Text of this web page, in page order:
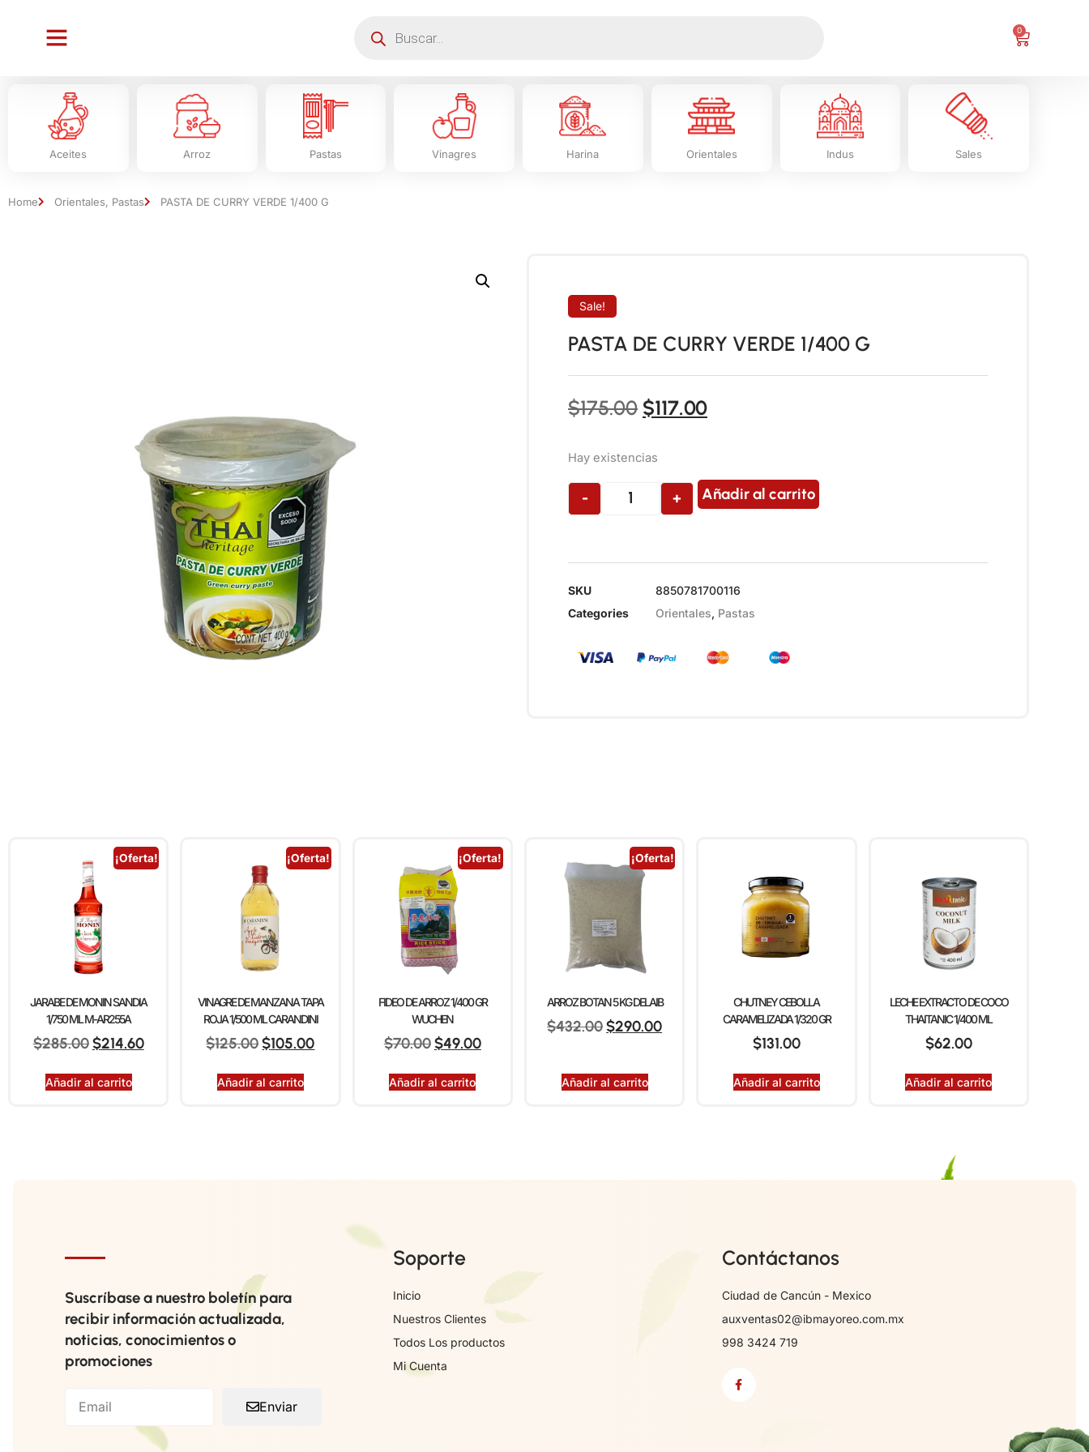
0
Aceites Arroz Pastas Vinagres Harina Orientales Indus Sales
Home Orientales, Pastas PASTA DE CURRY VERDE 1/400 G
Sale!
PASTA DE CURRY VERDE 1/400 G
$175.00 $117.00
Hay existencias
- + Añadir al carrito
SKU
8850781700116
Categories
Orientales, Pastas
¡Oferta!
JARABE DE MONIN SANDIA
1/750 ML M-AR255A
$285.00$214.60
Añadir al carrito
¡Oferta!
VINAGRE DE MANZANA TAPA
ROJA 1/500 ML CARANDINI
$125.00$105.00
Añadir al carrito
¡Oferta!
FIDEO DE ARROZ 1/400 GR
WUCHEN
$70.00$49.00
Añadir al carrito
¡Oferta!
ARROZ BOTAN 5 KG DELAIB
$432.00$290.00
Añadir al carrito
CHUTNEY CEBOLLA
CARAMELIZADA 1/320 GR
$131.00
Añadir al carrito
LECHE EXTRACTO DE COCO
THAITANIC 1/400 ML
$62.00
Añadir al carrito
Suscríbase a nuestro boletín para
recibir información actualizada,
noticias, conocimientos o
promociones
Enviar
Soporte
Inicio
Nuestros Clientes
Todos Los productos
Mi Cuenta
Contáctanos
Ciudad de Cancún - Mexico
auxventas02@ibmayoreo.com.mx
998 3424 719